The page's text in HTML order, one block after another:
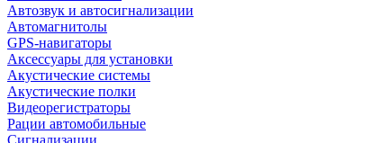
Автозвук и автосигнализации
Автомагнитолы
GPS-навигаторы
Аксессуары для установки
Акустические системы
Акустические полки
Видеорегистраторы
Рации автомобильные
Сигнализации